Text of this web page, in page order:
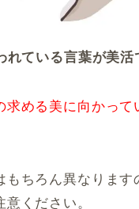
ている言葉が美活
める美に向かっ
もちろん異なりま
ください。